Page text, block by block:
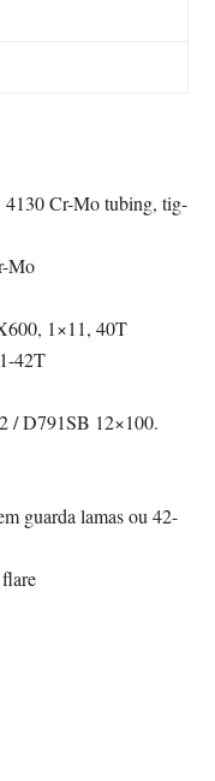
4130 Cr-Mo tubing, tig-
Mo
1×11, 40T
42T
/ D791SB 12×100.
guarda lamas ou 42-